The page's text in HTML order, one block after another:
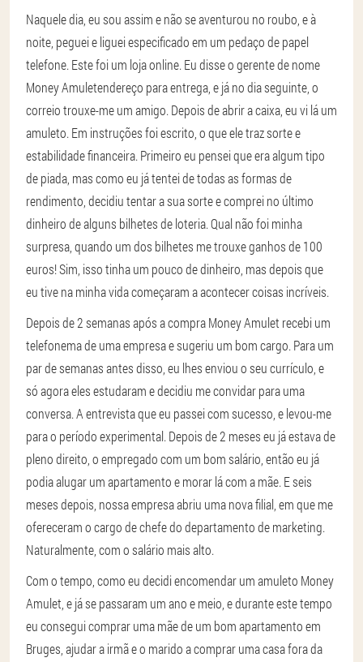
Naquele dia, eu sou assim e não se aventurou no roubo, e à
noite, peguei e liguei especificado em um pedaço de papel
telefone. Este foi um loja online. Eu disse o gerente de nome
Money Amuletendereço para entrega, e já no dia seguinte, o
correio trouxe-me um amigo. Depois de abrir a caixa, eu vi lá um
amuleto. Em instruções foi escrito, o que ele traz sorte e
estabilidade financeira. Primeiro eu pensei que era algum tipo
de piada, mas como eu já tentei de todas as formas de
rendimento, decidiu tentar a sua sorte e comprei no último
dinheiro de alguns bilhetes de loteria. Qual não foi minha
surpresa, quando um dos bilhetes me trouxe ganhos de 100
euros! Sim, isso tinha um pouco de dinheiro, mas depois que
eu tive na minha vida começaram a acontecer coisas incríveis.
Depois de 2 semanas após a compra Money Amulet recebi um
telefonema de uma empresa e sugeriu um bom cargo. Para um
par de semanas antes disso, eu lhes enviou o seu currículo, e
só agora eles estudaram e decidiu me convidar para uma
conversa. A entrevista que eu passei com sucesso, e levou-me
para o período experimental. Depois de 2 meses eu já estava de
pleno direito, o empregado com um bom salário, então eu já
podia alugar um apartamento e morar lá com a mãe. E seis
meses depois, nossa empresa abriu uma nova filial, em que me
ofereceram o cargo de chefe do departamento de marketing.
Naturalmente, com o salário mais alto.
Com o tempo, como eu decidi encomendar um amuleto Money
Amulet, e já se passaram um ano e meio, e durante este tempo
eu consegui comprar uma mãe de um bom apartamento em
Bruges, ajudar a irmã e o marido a comprar uma casa fora da